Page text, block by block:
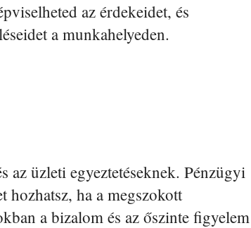
az érdekeidet, és
a munkahelyeden.
az üzleti egyeztetéseknek. Pénzügyi
hozhatsz, ha a megszokott
a bizalom és az őszinte figyelem